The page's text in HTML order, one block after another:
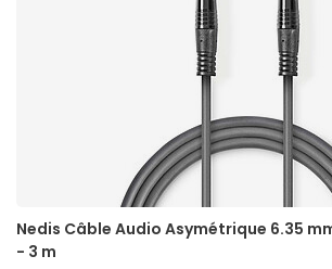
Nedis Câble Audio Asymétrique 6.35
- 3 m